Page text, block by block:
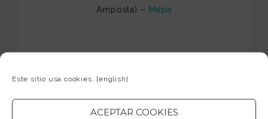
Este sitio usa cookies. [english]
ACEPTAR COOKIES
Amposta) – Mapa
Concierto gratuito y abierto para todos los